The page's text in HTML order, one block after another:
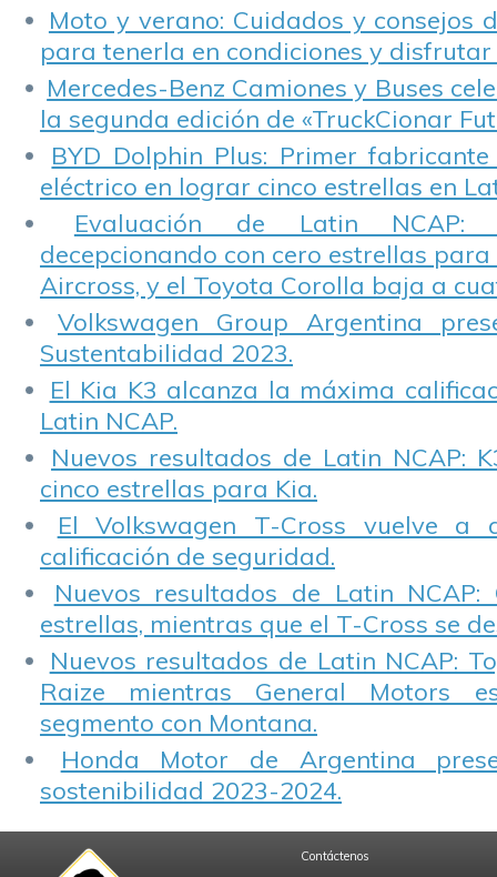
Moto y verano: Cuidados y consejos
para tenerla en condiciones y disfrutar
Mercedes-Benz Camiones y Buses
la segunda edición de «TruckCionar
BYD Dolphin Plus: Primer
eléctrico en lograr cinco estrellas en
Evaluación de Latin NCAP:
decepcionando con cero estrellas para
Aircross, y el Toyota Corolla baja a
Volkswagen Group Argentina
Sustentabilidad 2023.
El Kia K3 alcanza la máxima
Latin NCAP.
Nuevos resultados de Latin NCAP:
cinco estrellas para Kia.
El Volkswagen T-Cross vuelve a
calificación de seguridad.
Nuevos resultados de Latin NCAP:
estrellas, mientras que el T-Cross se
Nuevos resultados de Latin NCAP:
Raize mientras General Motors
segmento con Montana.
Honda Motor de Argentina
sostenibilidad 2023-2024.
Contáctenos